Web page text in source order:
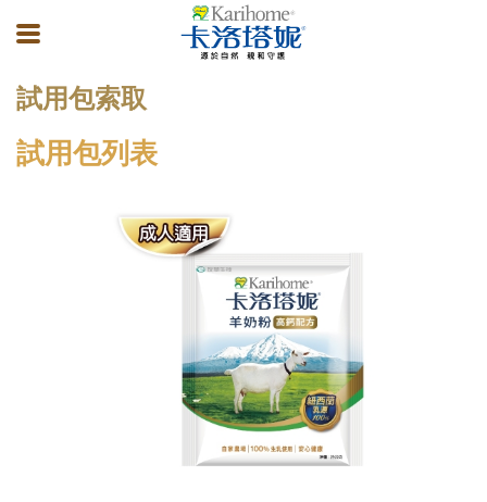
試用包索取
試用包列表